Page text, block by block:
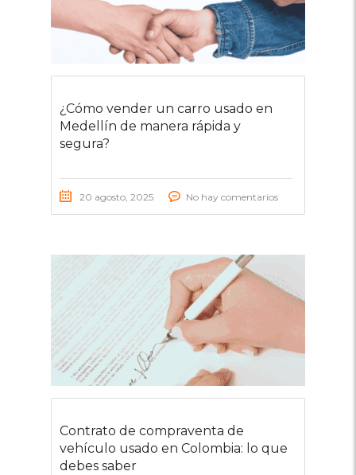
¿Cómo vender un carro usado en
Medellín de manera rápida y
segura?
20 agosto, 2025 No hay comentarios
Contrato de compraventa de
vehículo usado en Colombia: lo que
debes saber